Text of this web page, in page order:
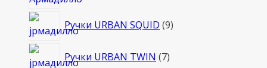
Ручки URBAN SQUID 99
Ручки URBAN TWIN 77